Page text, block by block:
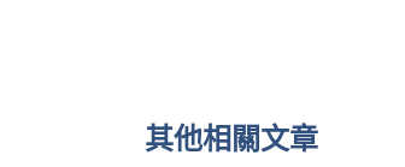
其他相關文章